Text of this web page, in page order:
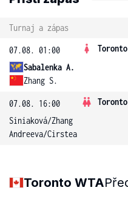
Turnaj a zápas
07.08. 01:00 Toronto
Sabalenka A.
Zhang S.
07.08. 16:00 Toronto
Siniaková/Zhang
Andreeva/Cirstea
Toronto WTA